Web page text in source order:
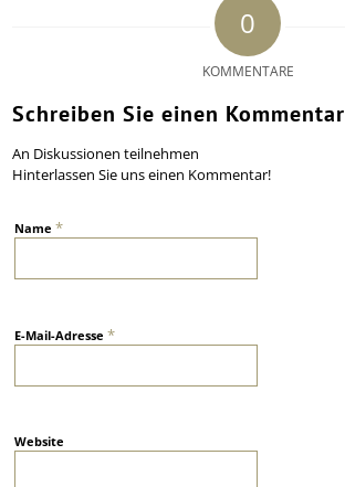
0
KOMMENTARE
Schreiben Sie einen Kommentar
An Diskussionen teilnehmen
Hinterlassen Sie uns einen Kommentar!
Name*
E-Mail-Adresse*
Website